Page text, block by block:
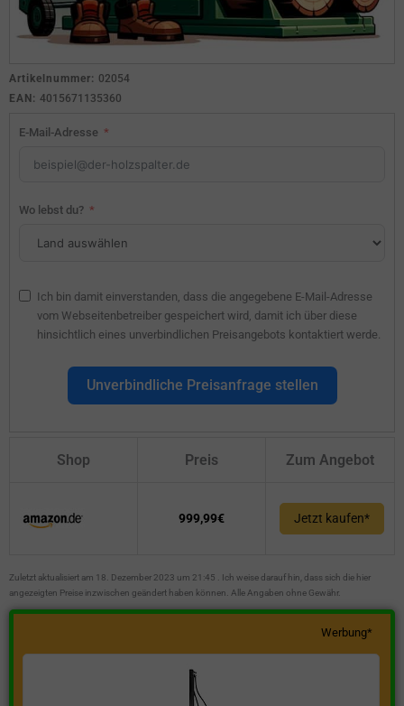
Artikelnummer: 02054
EAN: 4015671135360
E-Mail-Adresse
Wo lebst du?
Ich bin damit einverstanden, dass die angegebene E-Mail-Adresse
vom Webseitenbetreiber gespeichert wird, damit ich über diese
hinsichtlich eines unverbindlichen Preisangebots kontaktiert werde.
Unverbindliche Preisanfrage stellen
Shop Preis Zum Angebot
999,99€ Jetzt kaufen*
Zuletzt aktualisiert am 18. Dezember 2023 um 21:45 . Ich weise darauf hin, dass sich die hier
angezeigten Preise inzwischen geändert haben können. Alle Angaben ohne Gewähr.
Werbung*